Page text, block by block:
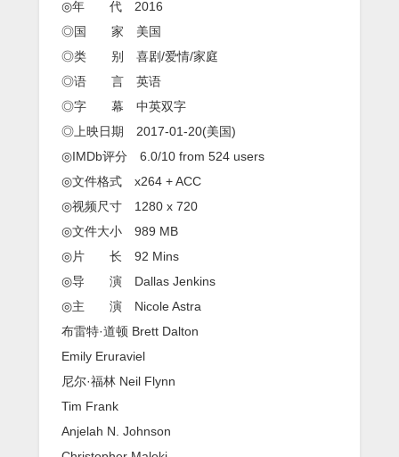
◎年 代 2016
◎国 家 美国
◎类 别 喜剧/爱情/家庭
◎语 言 英语
◎字 幕 中英双字
◎上映日期 2017-01-20(美国)
◎IMDb评分 6.0/10 from 524 users
◎文件格式 x264 + ACC
◎视频尺寸 1280 x 720
◎文件大小 989 MB
◎片 长 92 Mins
◎导 演 Dallas Jenkins
◎主 演 Nicole Astra
布雷特·道顿 Brett Dalton
Emily Eruraviel
尼尔·福林 Neil Flynn
Tim Frank
Anjelah N. Johnson